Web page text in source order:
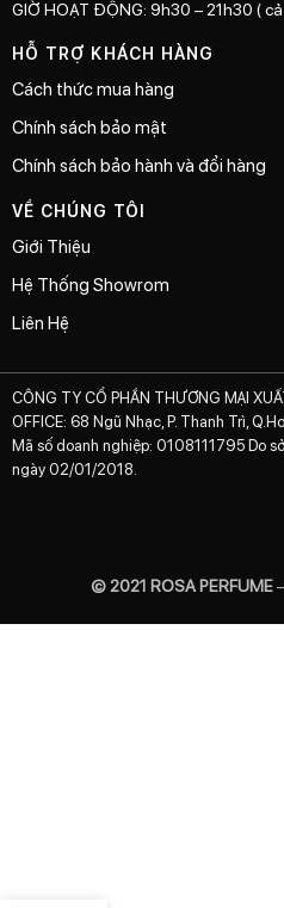
GIỜ HOẠT ĐỘNG: 9h30 – 21h30 ( cả
HỖ TRỢ KHÁCH HÀNG
Cách thức mua hàng
Chính sách bảo mật
Chính sách bảo hành và đổi hàng
VỀ CHÚNG TÔI
Giới Thiệu
Hệ Thống Showrom
Liên Hệ
CÔNG TY CỔ PHẦN THƯƠNG MẠI
OFFICE: 68 Ngũ Nhạc, P. Thanh Trì,
Mã số doanh nghiệp: 0108111795 Do
ngày 02/01/2018.
© 2021 ROSA PERFUME